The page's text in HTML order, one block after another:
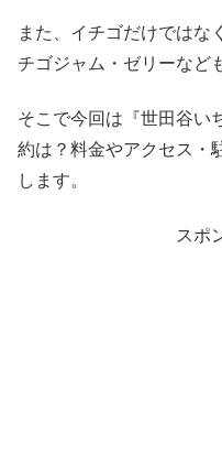
また、イチゴだけではな
チゴジャム・ゼリーなど
そこで今回は『世田谷い
約は？料金やアクセス・
します。
スポ